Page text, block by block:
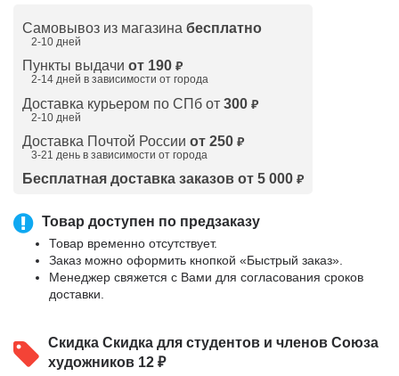
Самовывоз из магазина бесплатно
2-10 дней
Пункты выдачи от 190 ₽
2-14 дней в зависимости от города
Доставка курьером по СПб от 300 ₽
2-10 дней
Доставка Почтой России от 250 ₽
3-21 день в зависимости от города
Бесплатная доставка заказов от 5 000 ₽
Товар доступен по предзаказу
Товар временно отсутствует.
Заказ можно оформить кнопкой «Быстрый заказ».
Менеджер свяжется с Вами для согласования сроков
доставки.
Скидка Скидка для студентов и членов Союза
художников 12 ₽